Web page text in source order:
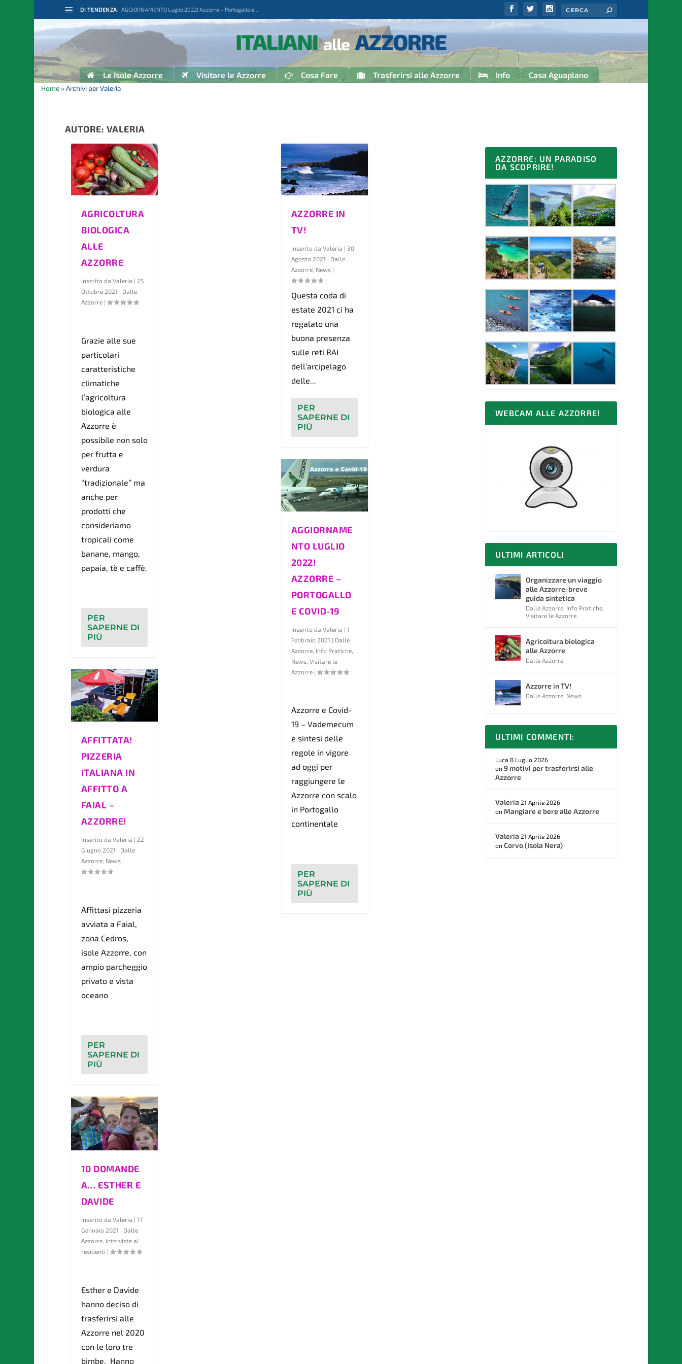
DI TENDENZA: AGGIORNAMENTO Luglio 2022! Azzorre – Portogallo e...
Le Isole Azzorre Visitare le Azzorre Cosa Fare Trasferirsi alle Azzorre Info Casa Aguaplano
Home» Archivi per Valeria
AUTORE: VALERIA
AGRICOLTURA
BIOLOGICA
ALLE
AZZORRE
Inserito da Valeria | 25
Ottobre 2021 | Dalle
Azzorre|
Grazie alle sue
particolari
caratteristiche
climatiche
l’agricoltura
biologica alle
Azzorre è
possibile non solo
per frutta e
verdura
“tradizionale” ma
anche per
prodotti che
consideriamo
tropicali come
banane, mango,
papaia, tè e caffè.
PER
SAPERNE DI
PIÙ
AFFITTATA!
PIZZERIA
ITALIANA IN
AFFITTO A
FAIAL –
AZZORRE!
Inserito da Valeria | 22
Giugno 2021 | Dalle
Azzorre, News|
Affittasi pizzeria
avviata a Faial,
zona Cedros,
isole Azzorre, con
ampio parcheggio
privato e vista
oceano
PER
SAPERNE DI
PIÙ
10 DOMANDE
A… ESTHER E
DAVIDE
Inserito da Valeria | 17
Gennaio 2021 | Dalle
Azzorre, Interviste ai
residenti |
Esther e Davide
hanno deciso di
trasferirsi alle
Azzorre nel 2020
con le loro tre
bimbe. Hanno
AZZORRE IN
TV!
Inserito da Valeria | 30
Agosto 2021 | Dalle
Azzorre, News|
Questa coda di
estate 2021 ci ha
regalato una
buona presenza
sulle reti RAI
dell’arcipelago
delle...
PER
SAPERNE DI
PIÙ
AGGIORNAME
NTO LUGLIO
2022!
AZZORRE –
PORTOGALLO
E COVID-19
Inserito da Valeria | 1
Febbraio 2021 | Dalle
Azzorre, Info Pratiche,
News, Visitare le
Azzorre|
Azzorre e Covid-
19 – Vademecum
e sintesi delle
regole in vigore
ad oggi per
raggiungere le
Azzorre con scalo
in Portogallo
continentale
PER
SAPERNE DI
PIÙ
AZZORRE: UN PARADISO
DA SCOPRIRE!
WEBCAM ALLE AZZORRE!
ULTIMI ARTICOLI
Organizzare un viaggio
alle Azzorre: breve
guida sintetica
Dalle Azzorre, Info Pratiche,
Visitare le Azzorre
Agricoltura biologica
alle Azzorre
Dalle Azzorre
Azzorre in TV!
Dalle Azzorre, News
ULTIMI COMMENTI:
Luca 8 Luglio 2026
on9 motivi per trasferirsi alle
Azzorre
Valeria 21 Aprile 2026
on Mangiare e bere alle Azzorre
Valeria 21 Aprile 2026
onCorvo (Isola Nera)